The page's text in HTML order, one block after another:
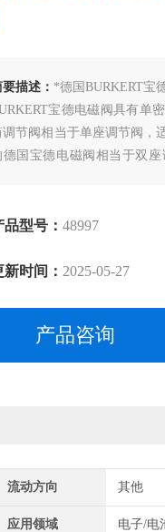
描述： *德国BURKERT宝
宝德电磁阀具有单
调节阀相当于单座调节阀，
德国宝德电磁阀相当于双
品型号： 48997
新时间： 2025-05-27
产品咨询
流动方向 其他
应用领域 电子/电